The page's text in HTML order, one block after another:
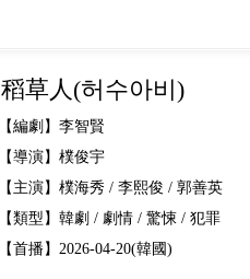
稻草人(허수아비)
【編劇】李智賢
【導演】樸俊宇
【主演】樸海秀 / 李熙俊 / 郭善英
【類型】韓劇 / 劇情 / 驚悚 / 犯罪
【首播】2026-04-20(韓國)